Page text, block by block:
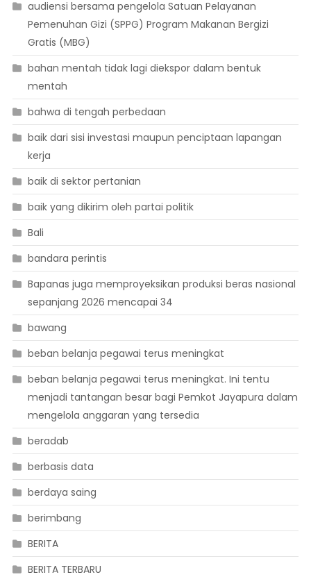
audiensi bersama pengelola Satuan Pelayanan
Pemenuhan Gizi (SPPG) Program Makanan Bergizi
Gratis (MBG)
bahan mentah tidak lagi diekspor dalam bentuk
mentah
bahwa di tengah perbedaan
baik dari sisi investasi maupun penciptaan lapangan
kerja
baik di sektor pertanian
baik yang dikirim oleh partai politik
Bali
bandara perintis
Bapanas juga memproyeksikan produksi beras nasional
sepanjang 2026 mencapai 34
bawang
beban belanja pegawai terus meningkat
beban belanja pegawai terus meningkat. Ini tentu
menjadi tantangan besar bagi Pemkot Jayapura dalam
mengelola anggaran yang tersedia
beradab
berbasis data
berdaya saing
berimbang
BERITA
BERITA TERBARU